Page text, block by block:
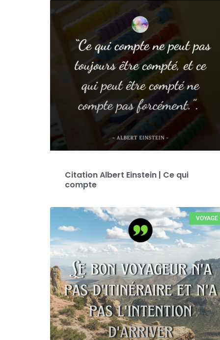
Citation Albert Einstein | Ce qui
compte
VOYAGE